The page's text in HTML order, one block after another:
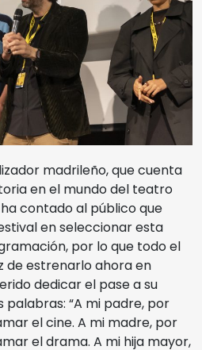
madrileño, que cuenta
en el mundo del teatro
contado al público que
en seleccionar esta
por lo que todo el
de estrenarlo ahora en
dedicar el pase a su
“A mi padre, por
el cine. A mi madre, por
el drama. A mi hija mayor,